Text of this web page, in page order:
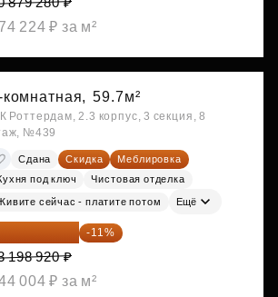
224 ₽ за м²
комнатная, 59.7м²
Роттердам, 2.3 корпус, 3 секция, 8
№439
Сдана Скидка
Меблировка
под ключ
Чистовая отделка
сейчас - платите потом Ещё
447 039 ₽ -11%
198 920 ₽
004 ₽ за м²